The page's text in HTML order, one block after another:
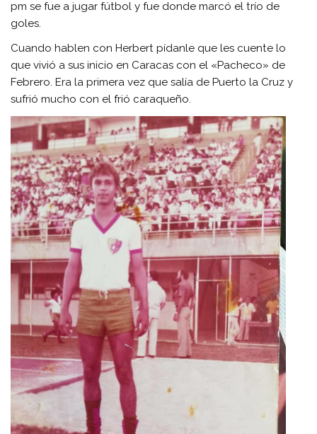
pm se fue a jugar fútbol y fue donde marcó el trío de
goles.
Cuando hablen con Herbert pídanle que les cuente lo
que vivió a sus inicio en Caracas con el «Pacheco» de
Febrero. Era la primera vez que salía de Puerto la Cruz y
sufrió mucho con el frió caraqueño.